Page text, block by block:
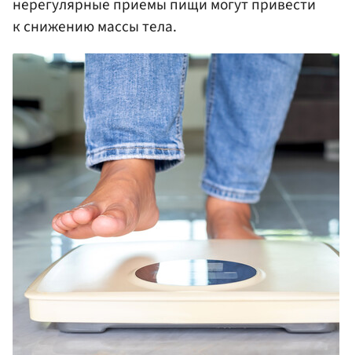
нерегулярные приемы пищи могут привести
к снижению массы тела.​